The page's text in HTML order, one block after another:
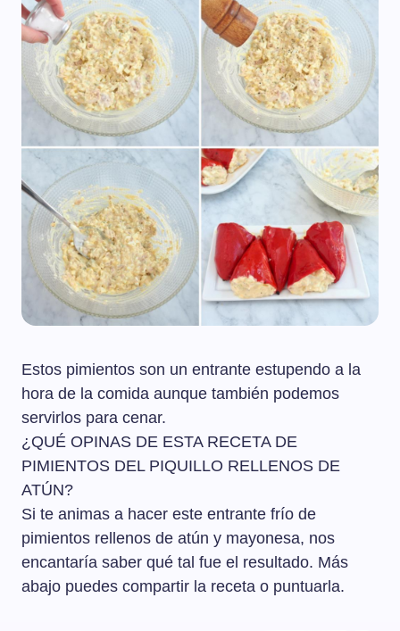
Estos pimientos son un entrante estupendo a la
hora de la comida aunque también podemos
servirlos para cenar.
¿QUÉ OPINAS DE ESTA RECETA DE
PIMIENTOS DEL PIQUILLO RELLENOS DE
ATÚN?
Si te animas a hacer este entrante frío de
pimientos rellenos de atún y mayonesa, nos
encantaría saber qué tal fue el resultado. Más
abajo puedes compartir la receta o puntuarla.